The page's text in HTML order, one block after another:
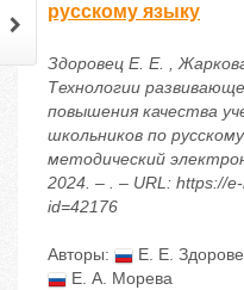
русскому языку
Здоровец Е. Е. ,
Технологии
повышения качества
школьников по
методический
2024. – . – URL: https://
id=42176
Авторы: Е. Е.
Е. А. Морева